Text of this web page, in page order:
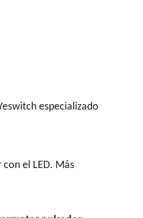
especializado
el LED. Más